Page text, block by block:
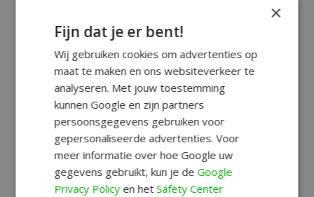
×
Fijn dat je er bent!
Wij gebruiken cookies om advertenties op
maat te maken en ons websiteverkeer te
analyseren. Met jouw toestemming
kunnen Google en zijn partners
persoonsgegevens gebruiken voor
gepersonaliseerde advertenties. Voor
meer informatie over hoe Google uw
gegevens gebruikt, kun je deGoogle
Privacy Policyen hetSafety Center